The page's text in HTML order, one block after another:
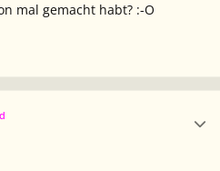
mal gemacht habt? :-O